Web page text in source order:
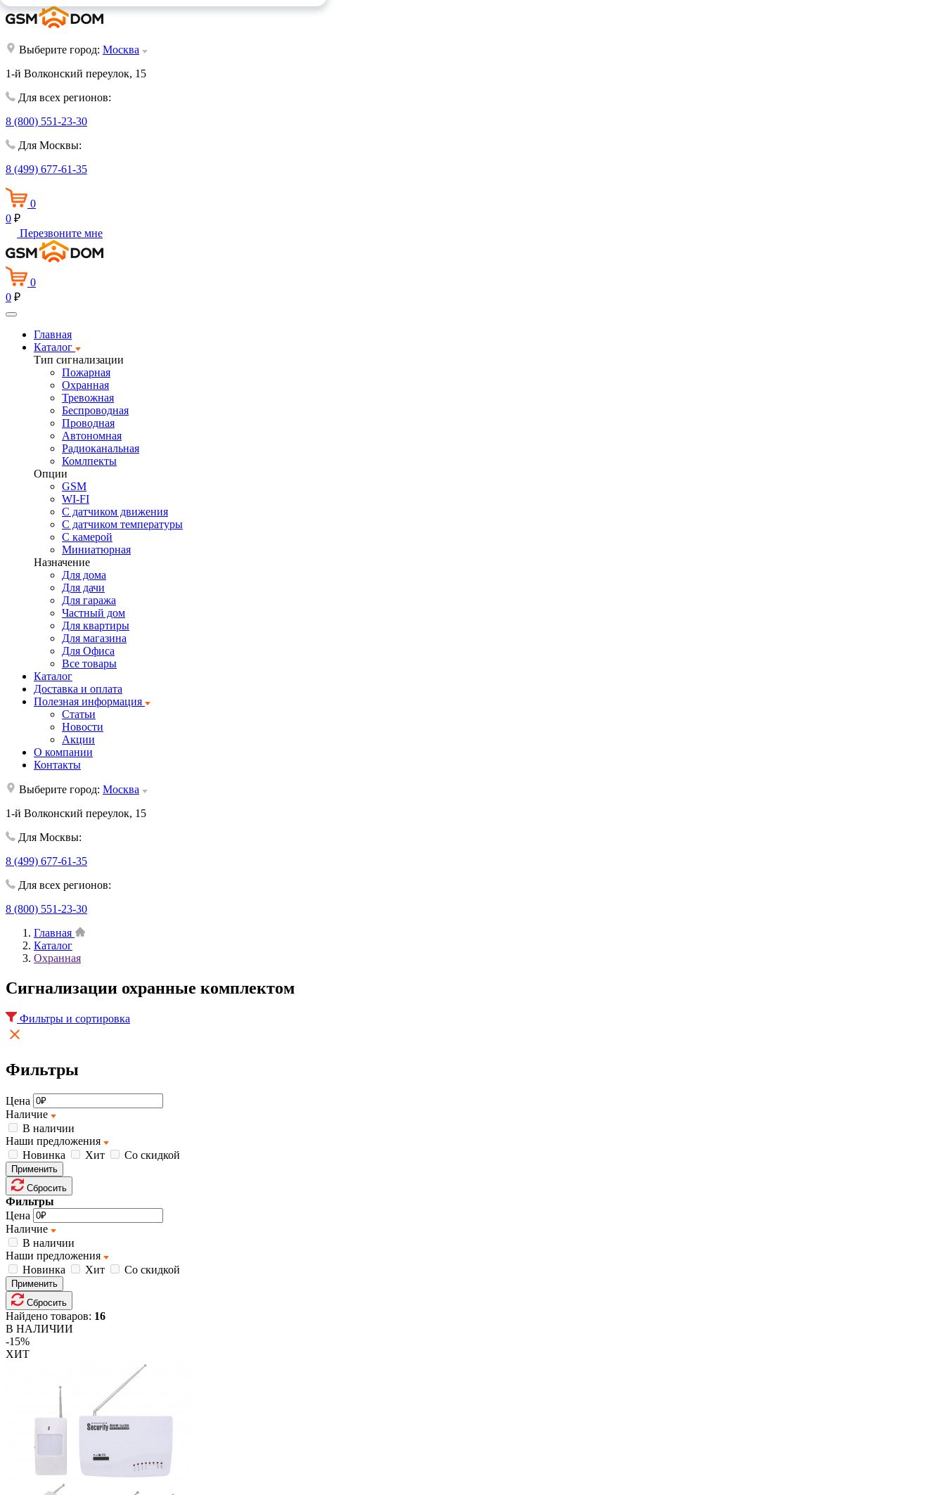
Выберите город: Москва
1-й Волконский переулок, 15
Для всех регионов:
8 (800) 551-23-30
Для Москвы:
8 (499) 677-61-35
0
0 ₽
Перезвоните мне
0
0 ₽
Главная
Каталог
Тип сигнализации
Пожарная
Охранная
Тревожная
Беспроводная
Проводная
Автономная
Радиоканальная
Комлпекты
Опции
GSM
WI-FI
С датчиком движения
С датчиком температуры
С камерой
Миниатюрная
Назначение
Для дома
Для дачи
Для гаража
Частный дом
Для квартиры
Для магазина
Для Офиса
Все товары
Каталог
Доставка и оплата
Полезная информация
Статьи
Новости
Акции
О компании
Контакты
Выберите город: Москва
1-й Волконский переулок, 15
Для Москвы:
8 (499) 677-61-35
Для всех регионов:
8 (800) 551-23-30
Главная
Каталог
Охранная
Cигнализации охранные комплектом
Фильтры и сортировка
Фильтры
Цена
Наличие
В наличии
Наши предложения
Новинка
Хит Со скидкой
Применить
Сбросить
Фильтры
Цена
Наличие
В наличии
Наши предложения
Новинка
Хит Со скидкой
Применить
Сбросить
Найдено товаров: 16
В НАЛИЧИИ
-15%
ХИТ